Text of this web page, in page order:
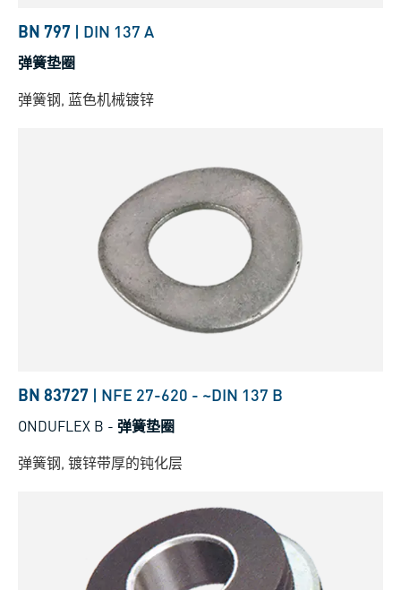
BN 797 | DIN 137 A
弹簧垫圈
弹簧钢, 蓝色机械镀锌
BN 83727 | NFE 27-620 - ~DIN 137 B
ONDUFLEX B - 弹簧垫圈
弹簧钢, 镀锌带厚的钝化层